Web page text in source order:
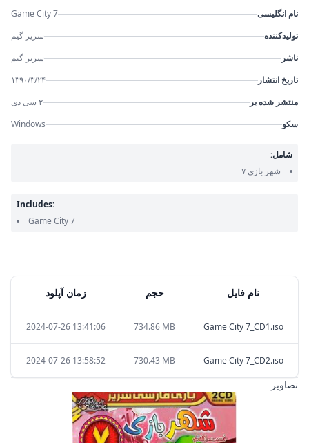
نام فایل حجم زمان آپلود
Game City 7_CD1.iso
734.86 MB
2024-07-26 13:41:06
Game City 7_CD2.iso
730.43 MB
2024-07-26 13:58:52
تصاویر
نام انگلیسی
Game City 7
تولیدکننده
سریر گیم
ناشر
سریر گیم
تاریخ انتشار
۱۳۹۰/۳/۲۴
منتشر شده بر
۲ سی دی
سکو
Windows
شامل:
شهر بازی ۷
Includes:
Game City 7